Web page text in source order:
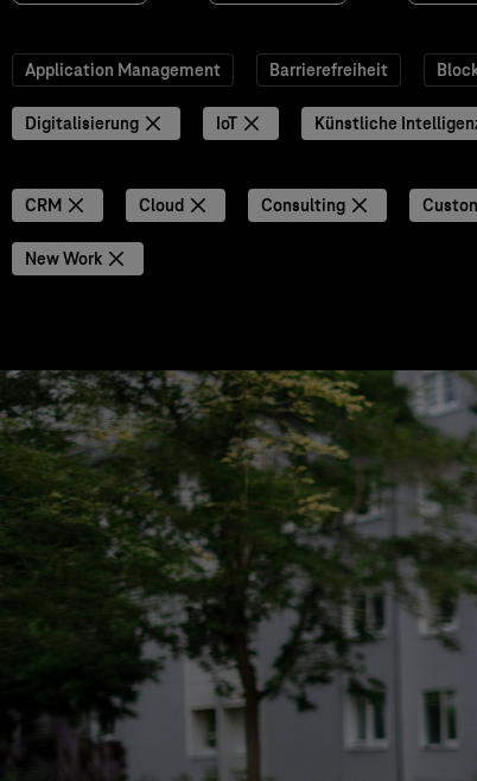
Application Management Barrierefreiheit
Digitalisierung IoT Künstliche
CRM Cloud Consulting
New Work